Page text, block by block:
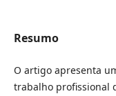
Resumo
O artigo apresenta
trabalho profissional